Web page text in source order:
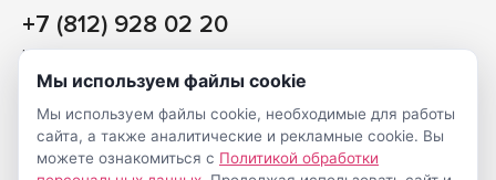
+7 (812) 928 02 20
Наш магазин
Санкт-Петербург, ул. Ворошилова, д. 2, Литер «Р» (БЦ
«Сигнал»), 3 этаж, пом. 2
На карте
Мы используем файлы cookie
Мы используем файлы cookie, необходимые для работы
сайта, а также аналитические и рекламные cookie. Вы
можете ознакомиться с Политикой обработки